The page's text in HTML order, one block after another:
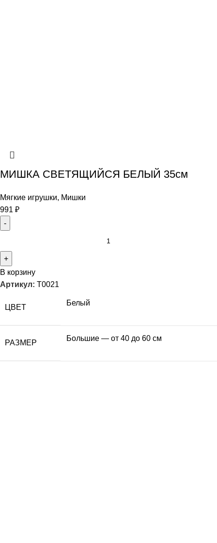
МИШКА СВЕТЯЩИЙСЯ БЕЛЫЙ 35см
Мягкие игрушки, Мишки
991 ₽
В корзину
Артикул: T0021
ЦВЕТ
Белый
РАЗМЕР
Большие — от 40 до 60 см